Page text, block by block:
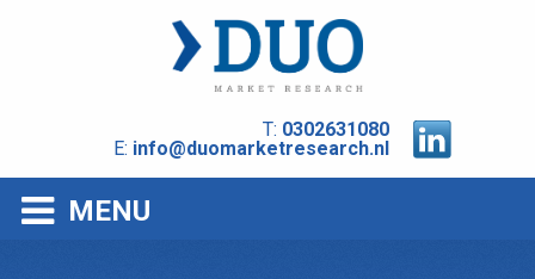
T: 0302631080
E: info@duomarketresearch.nl
MENU